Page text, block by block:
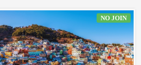
NO JOIN